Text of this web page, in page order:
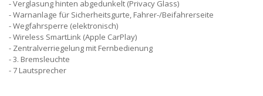
Verglasung hinten abgedunkelt (Privacy Glass)
Warnanlage für Sicherheitsgurte, Fahrer-/Beifahrerseite
Wegfahrsperre (elektronisch)
Wireless SmartLink (Apple CarPlay)
Zentralverriegelung mit Fernbedienung
3. Bremsleuchte
7 Lautsprecher